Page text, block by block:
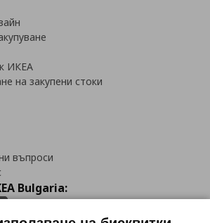
ИКЕА
на закупени стоки
въпроси
Bulgaria: